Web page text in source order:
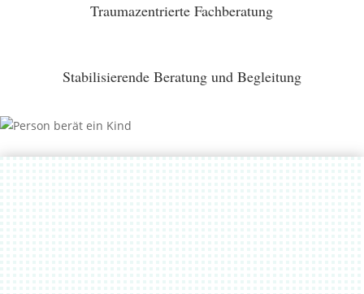
Traumazentrierte Fachberatung
Stabilisierende Beratung und Begleitung